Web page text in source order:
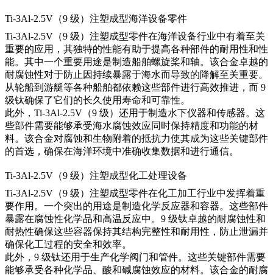
Ti-3Al-2.5V（9 级）注塑成型海洋设备零件
Ti-3Al-2.5V（9 级）注塑成型零件在海洋设备行业中有着至关
重要的应用，其独特的性能有助于提高各种部件的耐用性和性
能。其中一个重要用途是制造船舶螺旋桨和轴。该合金卓越的
耐腐蚀性对于防止因持续暴露于海水而导致的降解至关重要。
从轮船到游艇等各种船舶都依赖这些部件进行高效推进，而 9
级钛确保了它们的长久使用寿命和可靠性。
此外，Ti-3Al-2.5V（9 级）还用于制造水下仪器和传感器。这
些部件需要能够承受海水腐蚀效应同时保持精度和功能的材
料。该合金对腐蚀和生物附着的抵抗力使其成为这些关键部件
的首选，确保在海洋环境中准确收集数据和进行通信。
Ti-3Al-2.5V（9 级）注塑成型化工处理设备
Ti-3Al-2.5V（9 级）注塑成型零件在化工加工行业中发挥着重
要作用。一个突出的用途是制造化学反应器和容器。这些部件
暴露在腐蚀性化学品和高温反应中。9 级钛卓越的耐腐蚀性和
耐热性确保这些容器保持其结构完整性和耐用性，防止泄漏并
确保化工过程的安全和效率。
此外，9 级钛还用于生产化学阀门和管件。这些关键部件需要
能够承受各种化学品、酸和碱腐蚀效应的材料。该合金的耐腐